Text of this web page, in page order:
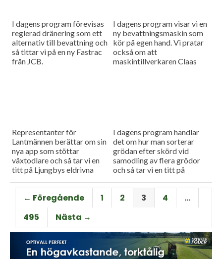
I dagens program förevisas
reglerad dränering som ett
alternativ till bevattning och
så tittar vi på en ny Fastrac
från JCB.
I dagens program visar vi en
ny bevattningsmaskin som
kör på egen hand. Vi pratar
också om att
maskintillverkaren Claas
Representanter för
Lantmännen berättar om sin
nya app som stöttar
växtodlare och så tar vi en
titt på Ljungbys eldrivna
I dagens program handlar
det om hur man sorterar
grödan efter skörd vid
samodling av flera grödor
och så tar vi en titt på
på Gotland.
← Föregående 1 2 3 4
…
495
Nästa →